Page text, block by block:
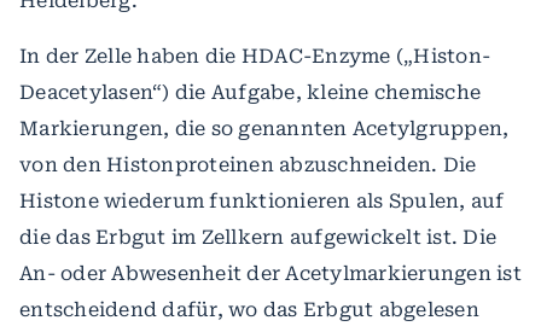
In der Zelle haben die HDAC-Enzyme („Histon-
Deacetylasen“) die Aufgabe, kleine chemische
Markierungen, die so genannten Acetylgruppen,
von den Histonproteinen abzuschneiden. Die
Histone wiederum funktionieren als Spulen, auf
die das Erbgut im Zellkern aufgewickelt ist. Die
An- oder Abwesenheit der Acetylmarkierungen ist
entscheidend dafür, wo das Erbgut abgelesen